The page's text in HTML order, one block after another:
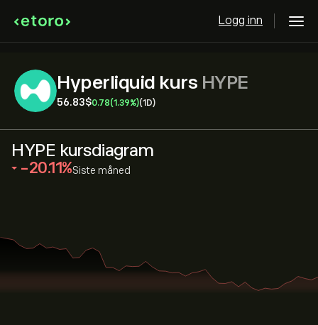
Logg inn
Hyperliquid kurs HYPE
56.83‎$‎0.78(1.39%)(1D)
HYPE kursdiagram
‎-20.11‎ Siste måned